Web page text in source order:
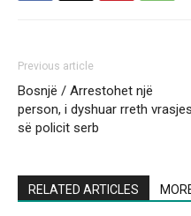
Previous article
Bosnjë / Arrestohet një
person, i dyshuar rreth vrasjes
së policit serb
RELATED ARTICLES